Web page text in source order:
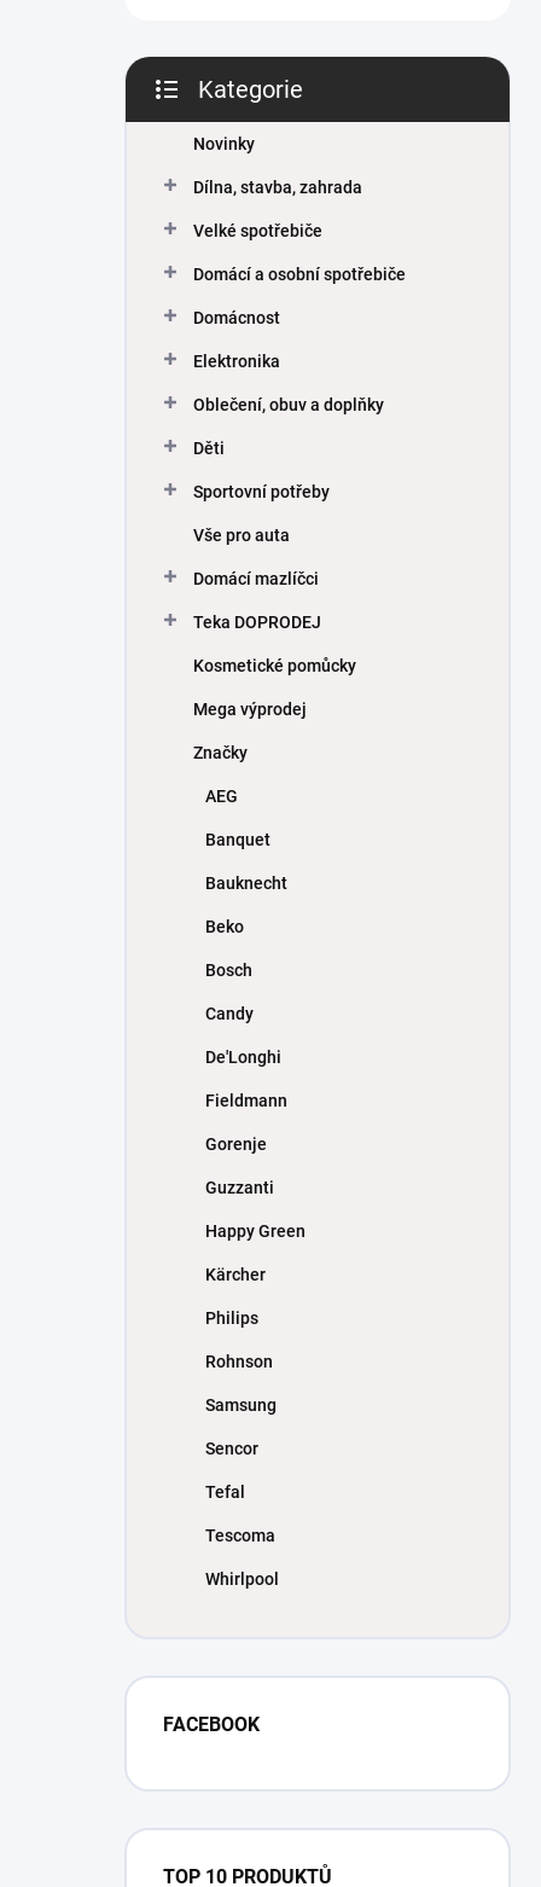
kategorie
Kategorie
Novinky
Dílna, stavba, zahrada
Velké spotřebiče
Domácí a osobní spotřebiče
Domácnost
Elektronika
Oblečení, obuv a doplňky
Děti
Sportovní potřeby
Vše pro auta
Domácí mazlíčci
Teka DOPRODEJ
Kosmetické pomůcky
Mega výprodej
Značky
AEG
Banquet
Bauknecht
Beko
Bosch
Candy
De'Longhi
Fieldmann
Gorenje
Guzzanti
Happy Green
Kärcher
Philips
Rohnson
Samsung
Sencor
Tefal
Tescoma
Whirlpool
FACEBOOK
TOP 10 PRODUKTŮ